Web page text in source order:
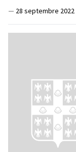
— 28 septembre 2022